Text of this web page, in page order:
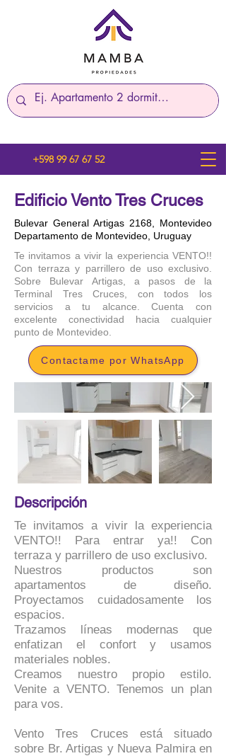
+598 99 67 67 52
Edificio Vento Tres Cruces
Bulevar General Artigas 2168, Montevideo
Departamento de Montevideo, Uruguay
Te invitamos a vivir la experiencia VENTO!!
Con terraza y parrillero de uso exclusivo.
Sobre Bulevar Artigas, a pasos de la
Terminal Tres Cruces, con todos los
servicios a tu alcance. Cuenta con
excelente conectividad hacia cualquier
punto de Montevideo.
Contactame por WhatsApp
Descripción
Te invitamos a vivir la experiencia
VENTO!! Para entrar ya!! Con
terraza y parrillero de uso exclusivo.
Nuestros productos son
apartamentos de diseño.
Proyectamos cuidadosamente los
espacios.
Trazamos líneas modernas que
enfatizan el confort y usamos
materiales nobles.
Creamos nuestro propio estilo.
Venite a VENTO. Tenemos un plan
para vos.
Vento Tres Cruces está situado
sobre Br. Artigas y Nueva Palmira en